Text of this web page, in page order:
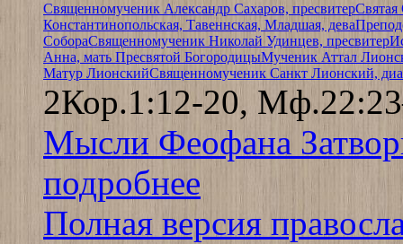
Священномученик Александр Сахаров, пресвитерСвятая
Константинопольская, Тавеннская, Младшая, дева
СобораСвященномученик Николай Удинцев, пресвитер
Анна, мать Пресвятой БогородицыМученик Аттал
Матур ЛионскийСвященномученик Санкт Лионский,
2Кор.1:12-20,
Мысли Феофана
подробнее
Полная версия